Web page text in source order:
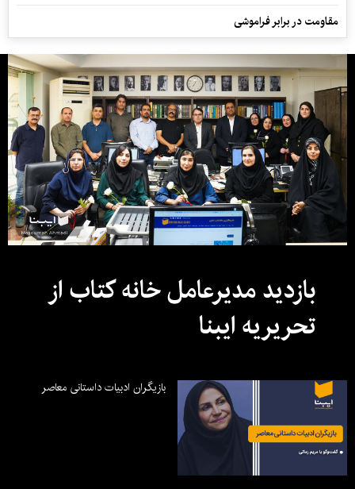
مقاومت در برابر فراموشی
بازدید مدیرعامل خانه کتاب از
تحریریه ایبنا
بازیگران ادبیات داستانی معاصر